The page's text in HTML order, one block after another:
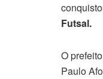
Futsal.
O
Paulo